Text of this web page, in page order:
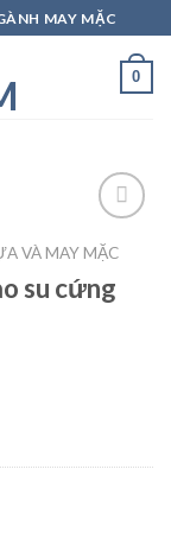
MAY MẶC
0
Add to
wishlist
VÀ MAY MẶC
su cứng